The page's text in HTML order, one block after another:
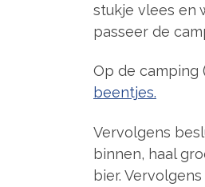
stukje vlees en
passeer de
Op de camping
beentjes.
Vervolgens
binnen, haal
bier.